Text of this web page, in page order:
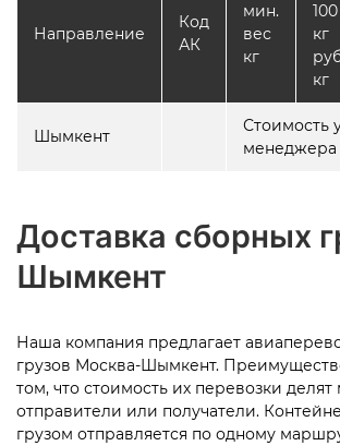
Направление
Код
АК
мин.
вес
кг
100
кг
кг
Шымкент
Стоимость
менеджера
Доставка сборных
Шымкент
Наша компания предлагает
грузов Москва-Шымкент.
том, что стоимость их перевозки
отправители или получатели.
грузом отправляется по одному